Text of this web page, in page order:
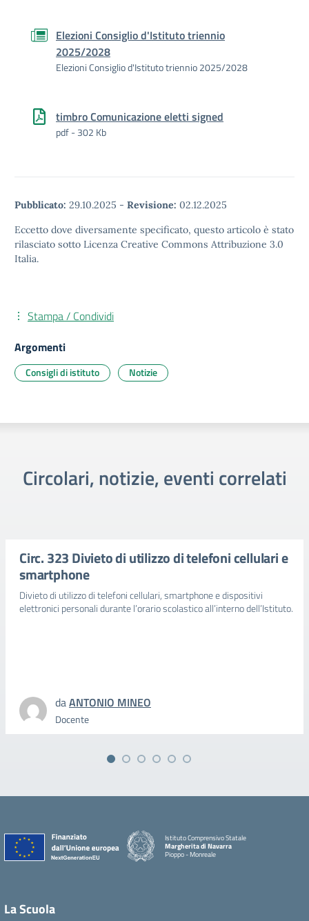
Elezioni Consiglio d'Istituto triennio
2025/2028
Elezioni Consiglio d'Istituto triennio 2025/2028
timbro Comunicazione eletti signed
pdf - 302 Kb
Pubblicato: 29.10.2025 - Revisione: 02.12.2025
Eccetto dove diversamente specificato, questo articolo è stato
rilasciato sotto Licenza Creative Commons Attribuzione 3.0
Italia.
Stampa / Condividi
Argomenti
Consigli di istituto Notizie
Circolari, notizie, eventi correlati
Circ. 323 Divieto di utilizzo di telefoni cellulari e
smartphone
Divieto di utilizzo di telefoni cellulari, smartphone e dispositivi
elettronici personali durante l’orario scolastico all’interno dell’Istituto.
daANTONIO MINEO
Docente
Istituto Comprensivo Statale
Margherita di Navarra
Pioppo - Monreale
La Scuola